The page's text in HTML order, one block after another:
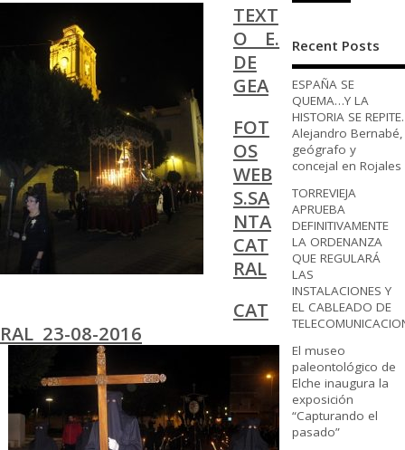
TEXT
O E.
DE
GEA
FOT
OS
WEB
S.SA
NTA
CAT
RAL
CAT
RAL 23-08-2016
Recent Posts
ESPAÑA SE
QUEMA…Y LA
HISTORIA SE REPITE.
Alejandro Bernabé,
geógrafo y
concejal en Rojales
TORREVIEJA
APRUEBA
DEFINITIVAMENTE
LA ORDENANZA
QUE REGULARÁ
LAS
INSTALACIONES Y
EL CABLEADO DE
El museo
paleontológico de
Elche inaugura la
exposición
“Capturando el
pasado”